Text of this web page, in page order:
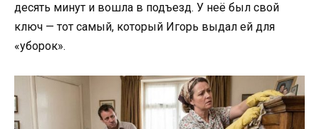
десять минут и вошла в подъезд. У неё был свой
ключ — тот самый, который Игорь выдал ей для
«уборок».